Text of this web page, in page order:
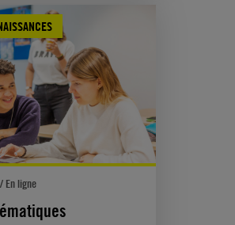
En ligne